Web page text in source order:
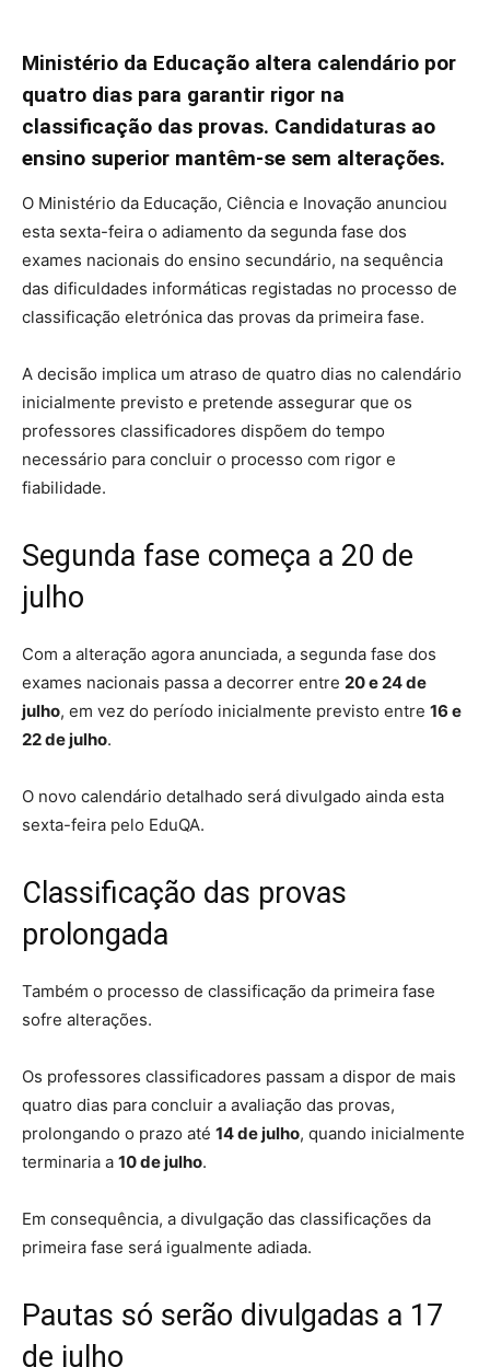
Ministério da Educação altera calendário por
quatro dias para garantir rigor na
classificação das provas. Candidaturas ao
ensino superior mantêm-se sem alterações.
O Ministério da Educação, Ciência e Inovação anunciou
esta sexta-feira o adiamento da segunda fase dos
exames nacionais do ensino secundário, na sequência
das dificuldades informáticas registadas no processo de
classificação eletrónica das provas da primeira fase.
A decisão implica um atraso de quatro dias no calendário
inicialmente previsto e pretende assegurar que os
professores classificadores dispõem do tempo
necessário para concluir o processo com rigor e
fiabilidade.
Segunda fase começa a 20 de
julho
Com a alteração agora anunciada, a segunda fase dos
exames nacionais passa a decorrer entre 20 e 24 de
julho, em vez do período inicialmente previsto entre 16 e
22 de julho.
O novo calendário detalhado será divulgado ainda esta
sexta-feira pelo EduQA.
Classificação das provas
prolongada
Também o processo de classificação da primeira fase
sofre alterações.
Os professores classificadores passam a dispor de mais
quatro dias para concluir a avaliação das provas,
prolongando o prazo até 14 de julho, quando inicialmente
terminaria a 10 de julho.
Em consequência, a divulgação das classificações da
primeira fase será igualmente adiada.
Pautas só serão divulgadas a 17
de julho